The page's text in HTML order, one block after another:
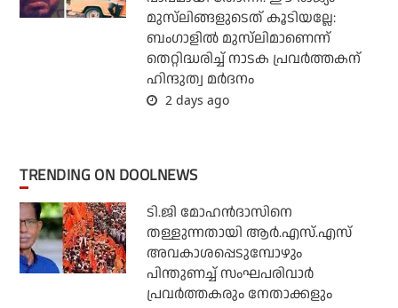
മുസ്‌ലിങ്ങളുടെത് കൂടിയല്ലേ:
ബംഗാളില്‍ മുസ്‌ലിമാണെന്ന്
തെറ്റിദ്ധരിച്ച് നാടക പ്രവര്‍ത്തകന്
ഹിന്ദുത്വ മര്‍ദനം
2 days ago
TRENDING ON DOOLNEWS
ടി.ജി മോഹന്‍ദാസിനെ
തള്ളുന്നതായി ആര്‍.എസ്.എസ്
അവകാശപ്പെടുമ്പോഴും
പിന്തുണച്ച് സംഘപരിവാര്‍
പ്രവര്‍ത്തകരും നേതാക്കളും